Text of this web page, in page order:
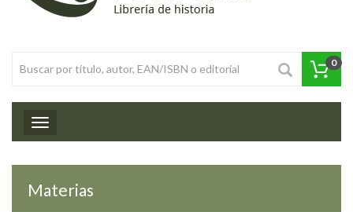
0
Toggle navigation
Materias